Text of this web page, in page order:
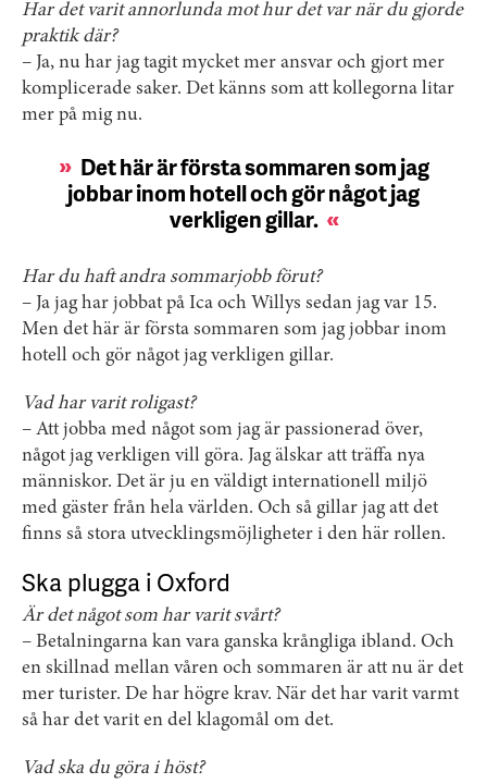
Har det varit annorlunda mot hur det var när du gjorde
praktik där?
– Ja, nu har jag tagit mycket mer ansvar och gjort mer
komplicerade saker. Det känns som att kollegorna litar
mer på mig nu.
Det här är första sommaren som jag
jobbar inom hotell och gör något jag
verkligen gillar.
Har du haft andra sommarjobb förut?
– Ja jag har jobbat på Ica och Willys sedan jag var 15.
Men det här är första sommaren som jag jobbar inom
hotell och gör något jag verkligen gillar.
Vad har varit roligast?
– Att jobba med något som jag är passionerad över,
något jag verkligen vill göra. Jag älskar att träffa nya
människor. Det är ju en väldigt internationell miljö
med gäster från hela världen. Och så gillar jag att det
finns så stora utvecklingsmöjligheter i den här rollen.
Ska plugga i Oxford
Är det något som har varit svårt?
– Betalningarna kan vara ganska krångliga ibland. Och
en skillnad mellan våren och sommaren är att nu är det
mer turister. De har högre krav. När det har varit varmt
så har det varit en del klagomål om det.
Vad ska du göra i höst?